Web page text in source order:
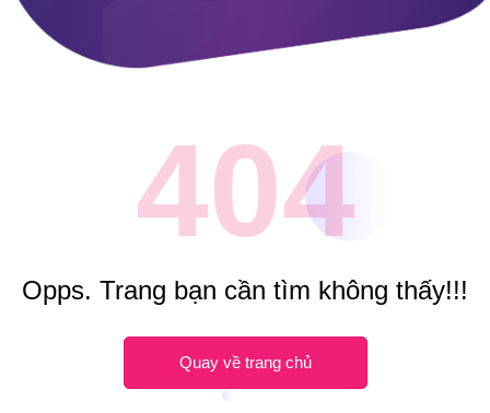
404
Opps. Trang bạn cần tìm không thấy!!!
Quay về trang chủ